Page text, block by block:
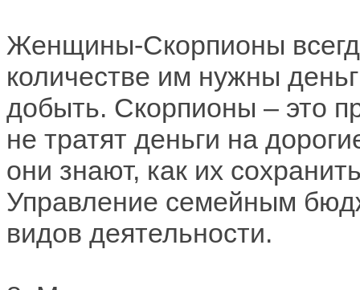
Женщины-Скорпионы
количестве им нужны
добыть. Скорпионы – это
не тратят деньги на
они знают, как их
Управление семейным
видов деятельности.